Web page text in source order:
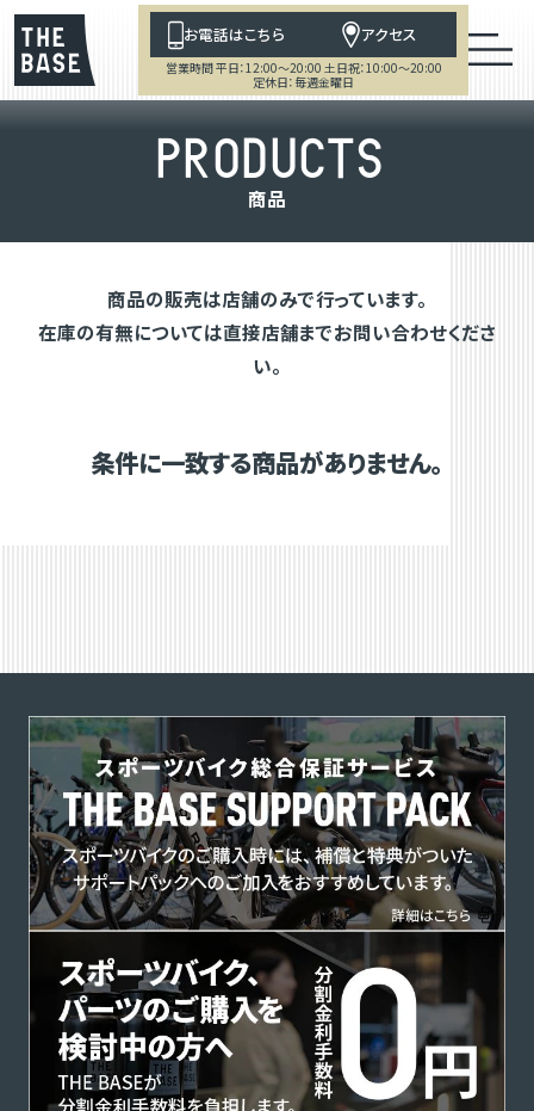
お電話はこちら アクセス
営業時間 平日：12:00～20:00 土日祝：10:00～20:00
定休日：毎週金曜日
PRODUCTS
商品
商品の販売は店舗のみで行っています。
在庫の有無については直接店舗までお問い合わせくださ
い。
条件に一致する商品がありません。